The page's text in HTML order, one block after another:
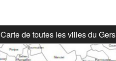
Carte de toutes les villes du Gers